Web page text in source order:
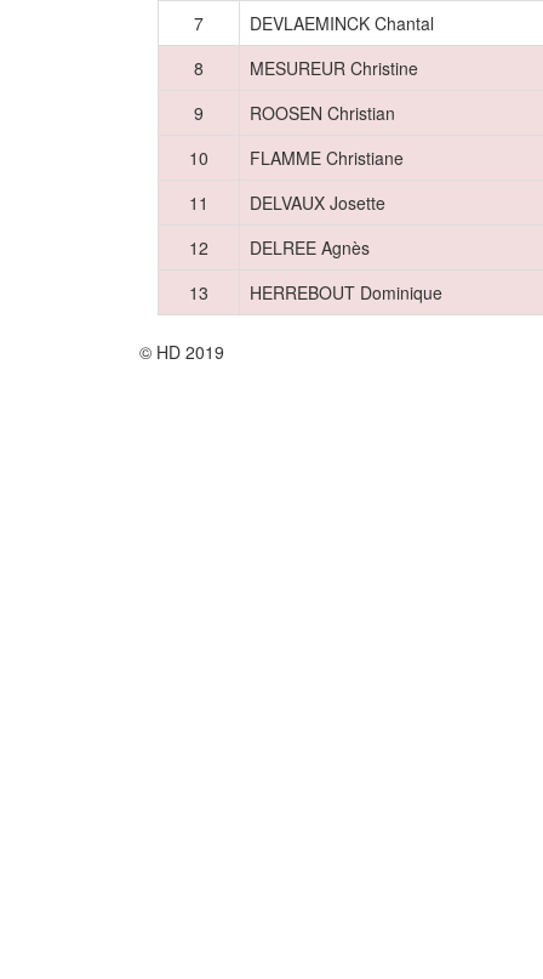
7
DEVLAEMINCK Chantal
8
MESUREUR Christine
9
ROOSEN Christian
10
FLAMME Christiane
11
DELVAUX Josette
12
DELREE Agnès
13
HERREBOUT Dominique
© HD 2019